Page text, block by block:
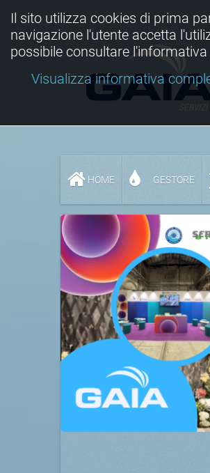
HOME GESTORE
Il sito utilizza cookies di prima
navigazione l'utente accetta
possibile consultare
Visualizza informativa